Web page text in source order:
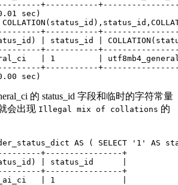
+-----------
sec)
+-----------
| status_id |
+-----------
| 1         |
+-----------
的 status_id 字段和临时的字符常量
会出现 Illegal mix of collations 的
AS ( SELECT '1' AS
+----------------+
| status_id      |
+----------------+
| 1              |